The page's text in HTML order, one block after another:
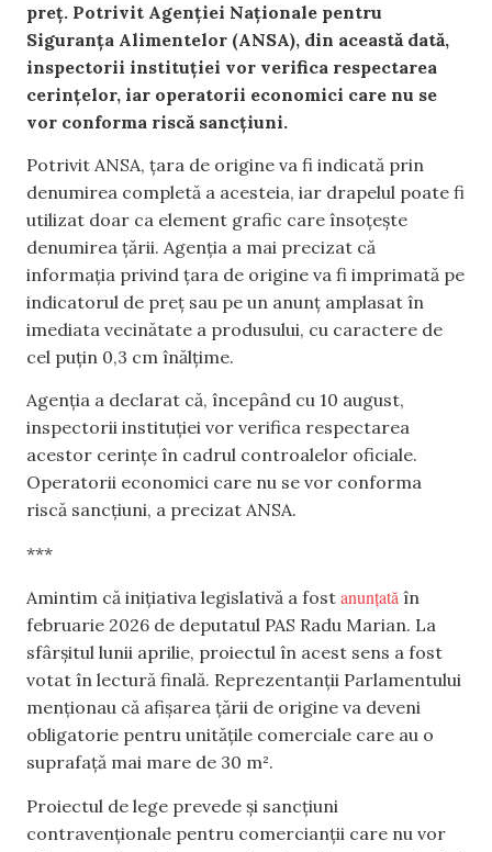
preț. Potrivit Agenției Naționale pentru
Siguranța Alimentelor (ANSA), din această dată,
inspectorii instituției vor verifica respectarea
cerințelor, iar operatorii economici care nu se
vor conforma riscă sancțiuni.
Potrivit ANSA, țara de origine va fi indicată prin
denumirea completă a acesteia, iar drapelul poate fi
utilizat doar ca element grafic care însoțește
denumirea țării. Agenția a mai precizat că
informația privind țara de origine va fi imprimată pe
indicatorul de preț sau pe un anunț amplasat în
imediata vecinătate a produsului, cu caractere de
cel puțin 0,3 cm înălțime.
Agenția a declarat că, începând cu 10 august,
inspectorii instituției vor verifica respectarea
acestor cerințe în cadrul controalelor oficiale.
Operatorii economici care nu se vor conforma
riscă sancțiuni, a precizat ANSA.
***
Amintim că inițiativa legislativă a fost anunțată în
februarie 2026 de deputatul PAS Radu Marian. La
sfârșitul lunii aprilie, proiectul în acest sens a fost
votat în lectură finală. Reprezentanții Parlamentului
menționau că afișarea țării de origine va deveni
obligatorie pentru unitățile comerciale care au o
suprafață mai mare de 30 m².
Proiectul de lege prevede și sancțiuni
contravenționale pentru comercianții care nu vor